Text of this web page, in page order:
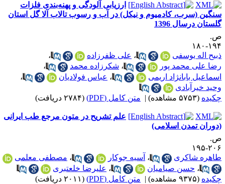
ارزیابی آلودگی و پهنه‌بندی فلزات
(سرب، کادمیوم و نیکل) در آب و رسوب تالاب آلا گل استان
درسال 1396
۱۸۰
اله یوسفی
،علی ظفرزاده
،
علی محمد پور
،شکرزاده محمد
،
بابانژاد اریمی
،عباس فولادیان
،
خیرآبادی
(۵۷۵۳ مشاهده) | متن کامل (PDF) (۲۷۸۴ دریافت)
علم تشریح در متون مرجع طب ایرانی
تمدن اسلامی)
۱۹۵
شاکری
،آسیه جوکار ،مصطفی معلمی
،حسن صیامیان ،علیرضا خلعتبری
(۹۳۷۵ مشاهده) | متن کامل (PDF) (۲۰۱۱ دریافت)